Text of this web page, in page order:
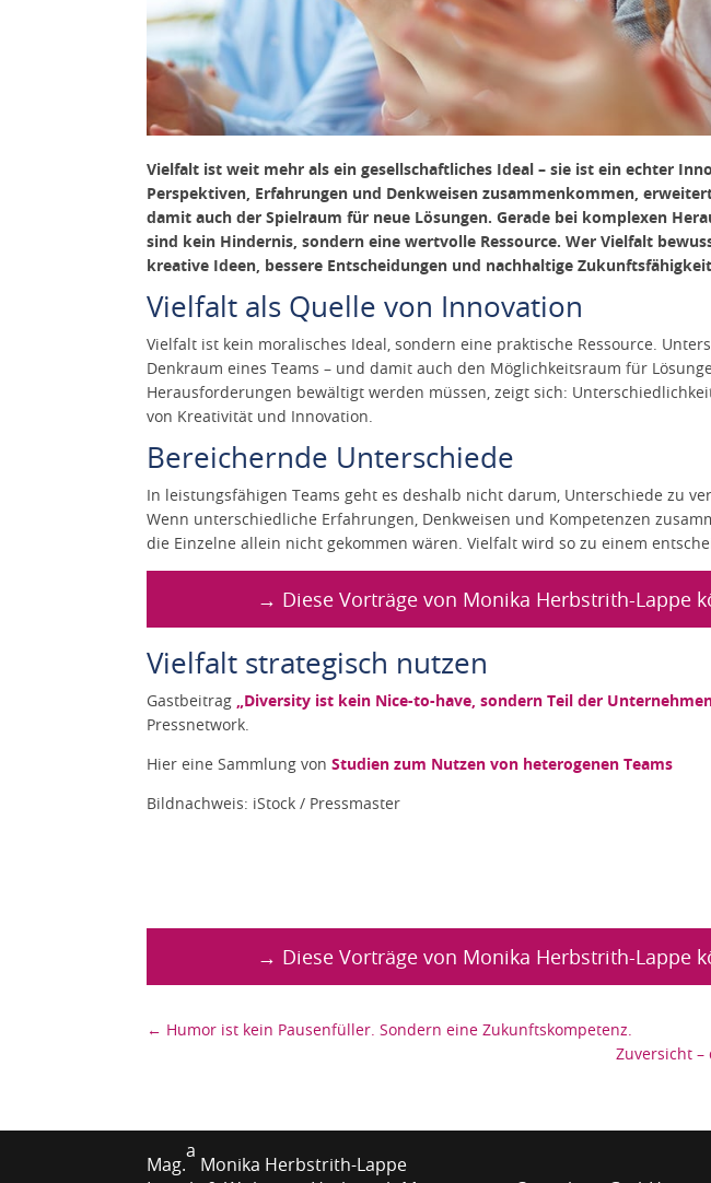
Vielfalt ist weit mehr als ein gesellschaftliches Ideal – sie ist ein echter
Perspektiven, Erfahrungen und Denkweisen zusammenkommen,
damit auch der Spielraum für neue Lösungen. Gerade bei komplexen
sind kein Hindernis, sondern eine wertvolle Ressource. Wer Vielfalt
kreative Ideen, bessere Entscheidungen und nachhaltige
Vielfalt als Quelle von Innovation
Vielfalt ist kein moralisches Ideal, sondern eine praktische Ressource.
Denkraum eines Teams – und damit auch den Möglichkeitsraum für
Herausforderungen bewältigt werden müssen, zeigt sich:
von Kreativität und Innovation.
Bereichernde Unterschiede
In leistungsfähigen Teams geht es deshalb nicht darum, Unterschiede zu
Wenn unterschiedliche Erfahrungen, Denkweisen und Kompetenzen
die Einzelne allein nicht gekommen wären. Vielfalt wird so zu einem
→ Diese Vorträge von Monika Herbstrith-Lappe
Vielfalt strategisch nutzen
Gastbeitrag „Diversity ist kein Nice-to-have, sondern Teil der
Pressnetwork.
Hier eine Sammlung vonStudien zum Nutzen von heterogenen Teams
Bildnachweis: iStock / Pressmaster
→ Diese Vorträge von Monika Herbstrith-Lappe
← Humor ist kein Pausenfüller. Sondern eine Zukunftskompetenz.
Zuversicht
Mag.
a
Monika Herbstrith-Lappe